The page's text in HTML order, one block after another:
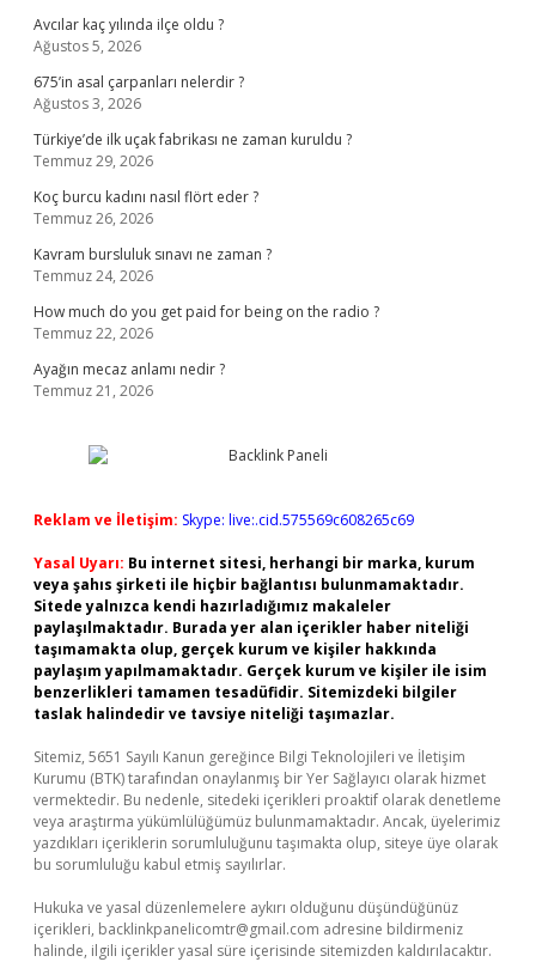
Avcılar kaç yılında ilçe oldu ?
Ağustos 5, 2026
675’in asal çarpanları nelerdir ?
Ağustos 3, 2026
Türkiye’de ilk uçak fabrikası ne zaman kuruldu ?
Temmuz 29, 2026
Koç burcu kadını nasıl flört eder ?
Temmuz 26, 2026
Kavram bursluluk sınavı ne zaman ?
Temmuz 24, 2026
How much do you get paid for being on the radio ?
Temmuz 22, 2026
Ayağın mecaz anlamı nedir ?
Temmuz 21, 2026
Reklam ve İletişim: Skype: live:.cid.575569c608265c69
Yasal Uyarı: Bu internet sitesi, herhangi bir marka, kurum
veya şahıs şirketi ile hiçbir bağlantısı bulunmamaktadır.
Sitede yalnızca kendi hazırladığımız makaleler
paylaşılmaktadır. Burada yer alan içerikler haber niteliği
taşımamakta olup, gerçek kurum ve kişiler hakkında
paylaşım yapılmamaktadır. Gerçek kurum ve kişiler ile isim
benzerlikleri tamamen tesadüfidir. Sitemizdeki bilgiler
taslak halindedir ve tavsiye niteliği taşımazlar.
Sitemiz, 5651 Sayılı Kanun gereğince Bilgi Teknolojileri ve İletişim
Kurumu (BTK) tarafından onaylanmış bir Yer Sağlayıcı olarak hizmet
vermektedir. Bu nedenle, sitedeki içerikleri proaktif olarak denetleme
veya araştırma yükümlülüğümüz bulunmamaktadır. Ancak, üyelerimiz
yazdıkları içeriklerin sorumluluğunu taşımakta olup, siteye üye olarak
bu sorumluluğu kabul etmiş sayılırlar.
Hukuka ve yasal düzenlemelere aykırı olduğunu düşündüğünüz
içerikleri, backlinkpanelicomtr@gmail.com adresine bildirmeniz
halinde, ilgili içerikler yasal süre içerisinde sitemizden kaldırılacaktır.